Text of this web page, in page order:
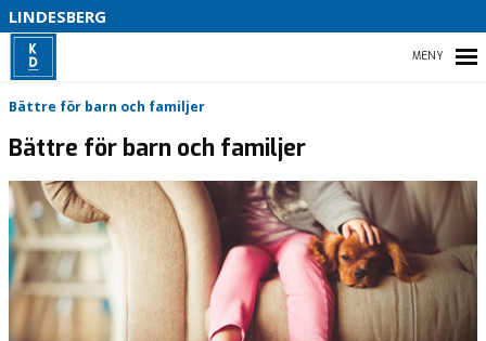
LINDESBERG
HEM
VAD VI STÅR FÖR!
VÅR POLITIK
VÅR PARTIAVDELNING
Bättre för barn och familjer
Bättre för barn och familjer